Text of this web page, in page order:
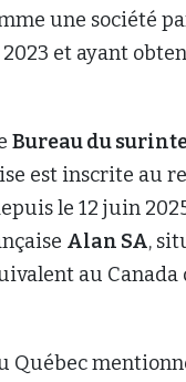
une société
et ayant
Bureau du
est inscrite au
le 12 juin
Alan SA,
au
Québec